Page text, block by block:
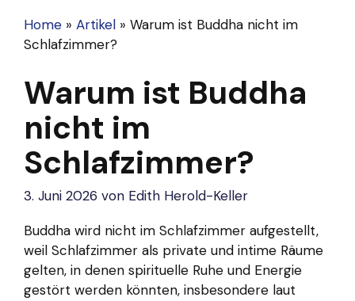
Home » Artikel » Warum ist Buddha nicht im
Schlafzimmer?
Warum ist Buddha
nicht im
Schlafzimmer?
3. Juni 2026 von Edith Herold-Keller
Buddha wird nicht im Schlafzimmer aufgestellt,
weil Schlafzimmer als private und intime Räume
gelten, in denen spirituelle Ruhe und Energie
gestört werden könnten, insbesondere laut